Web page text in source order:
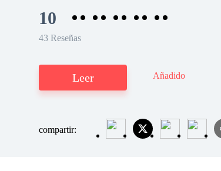
10
43 Reseñas
Leer Añadido
compartir: